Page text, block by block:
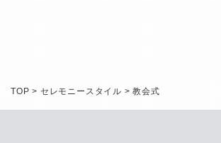
TOP > セレモニースタイル >教会式